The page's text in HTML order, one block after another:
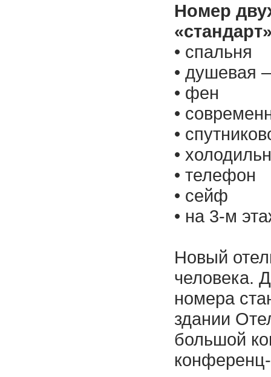
Номер
• спальня
• душевая
• фен
•
•
•
• телефон
• сейф
• на 3-м
Новый
человека.
номера
здании
большой